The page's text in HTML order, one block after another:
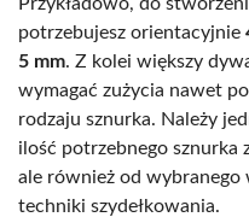
potrzebujesz orientacyjnie
5 mm. Z kolei większy
wymagać zużycia nawet
rodzaju sznurka. Należy
ilość potrzebnego sznurka
ale również od wybranego
techniki szydełkowania.